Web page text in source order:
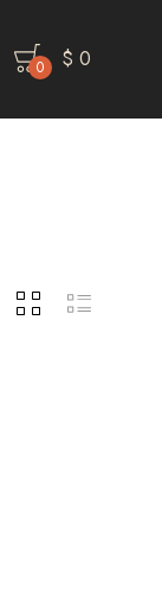
0 $ 0